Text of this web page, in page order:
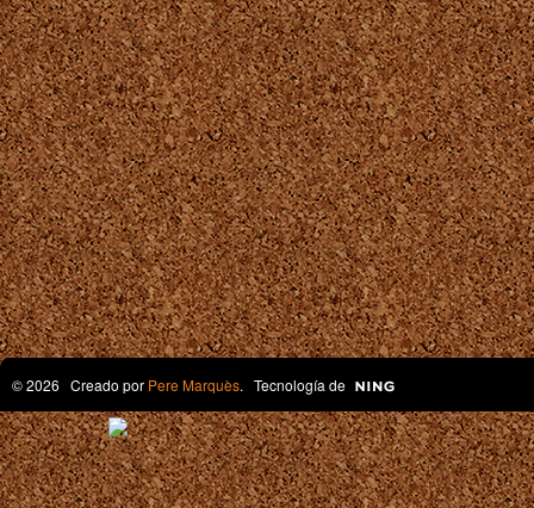
© 2026 Creado por Pere Marquès. Tecnología de